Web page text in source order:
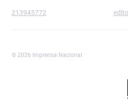
213945772
© 2026 Imprensa Nacional